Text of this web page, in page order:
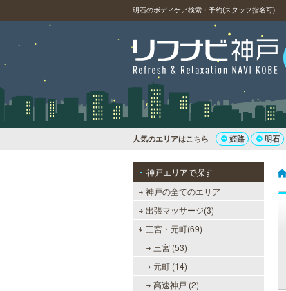
明石のボディケア検索・予約(スタッフ指名可)
人気のエリアはこちら 姫路 明石
神戸エリアで探す
神戸の全てのエリア
出張マッサージ(3)
三宮・元町(69)
三宮 (53)
元町 (14)
高速神戸 (2)